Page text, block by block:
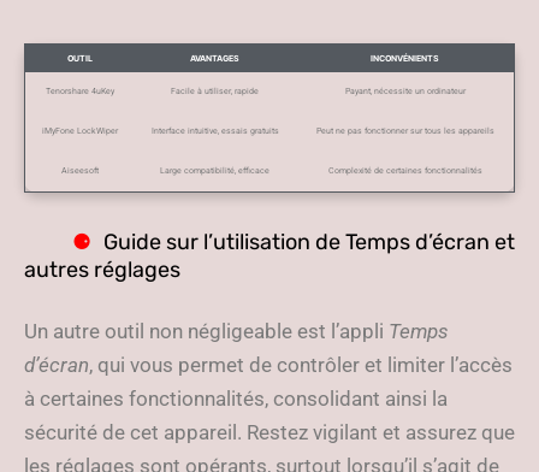
OUTIL AVANTAGES INCONVÉNIENTS
Tenorshare 4uKey Facile à utiliser, rapide Payant, nécessite un ordinateur
iMyFone LockWiper Interface intuitive, essais gratuits Peut ne pas fonctionner sur tous les appareils
Aiseesoft Large compatibilité, efficace Complexité de certaines fonctionnalités
Guide sur l’utilisation de Temps d’écran et
autres réglages
Un autre outil non négligeable est l’appli Temps
d’écran, qui vous permet de contrôler et limiter l’accès
à certaines fonctionnalités, consolidant ainsi la
sécurité de cet appareil. Restez vigilant et assurez que
les réglages sont opérants, surtout lorsqu’il s’agit de